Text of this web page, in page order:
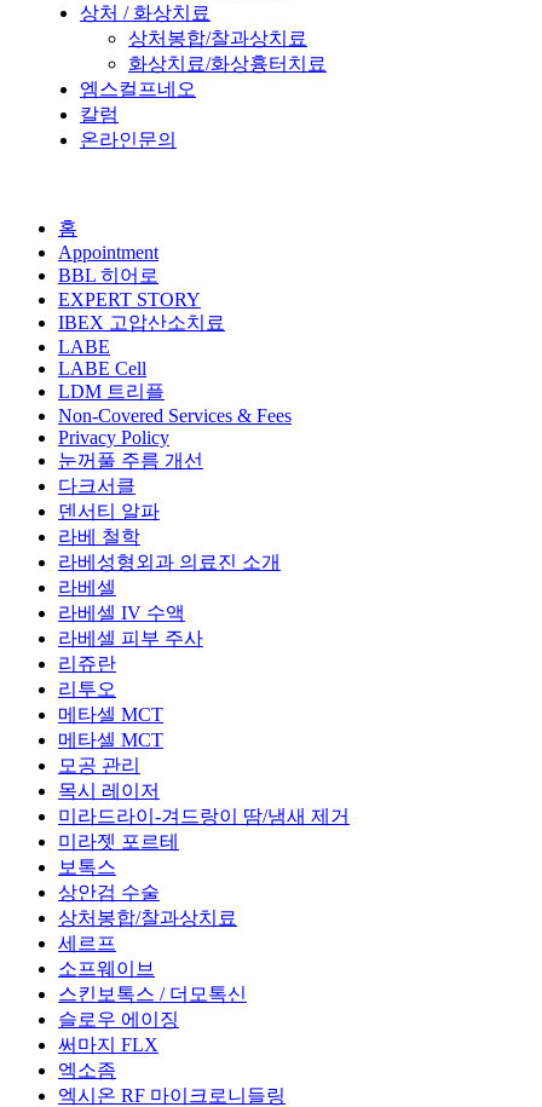
상처 / 화상치료
상처봉합/찰과상치료
화상치료/화상흉터치료
엠스컬프네오
칼럼
온라인문의
홈
Appointment
BBL 히어로
EXPERT STORY
IBEX 고압산소치료
LABE
LABE Cell
LDM 트리플
Non-Covered Services & Fees
Privacy Policy
눈꺼풀 주름 개선
다크서클
덴서티 알파
라베 철학
라베성형외과 의료진 소개
라베셀
라베셀 IV 수액
라베셀 피부 주사
리쥬란
리투오
메타셀 MCT
메타셀 MCT
모공 관리
목시 레이저
미라드라이-겨드랑이 땀/냄새 제거
미라젯 포르테
보톡스
상안검 수술
상처봉합/찰과상치료
세르프
소프웨이브
스킨보톡스 / 더모톡신
슬로우 에이징
써마지 FLX
엑소좀
엑시온 RF 마이크로니들링